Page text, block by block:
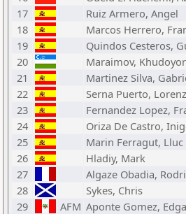
17
Ruiz Armero, Angel
18
Marcos Herrero,
19
Quindos Cesteros,
20
Maraimov, Khudoyor
21
Martinez Silva,
22
Serna Puerto,
23
Fernandez Lopez,
24
Oriza De Castro,
25
Marin Ferragut, Lluc
26
Hladiy, Mark
27
Algaze Obadia,
28
Sykes, Chris
29
AFM Aponte Gomez,